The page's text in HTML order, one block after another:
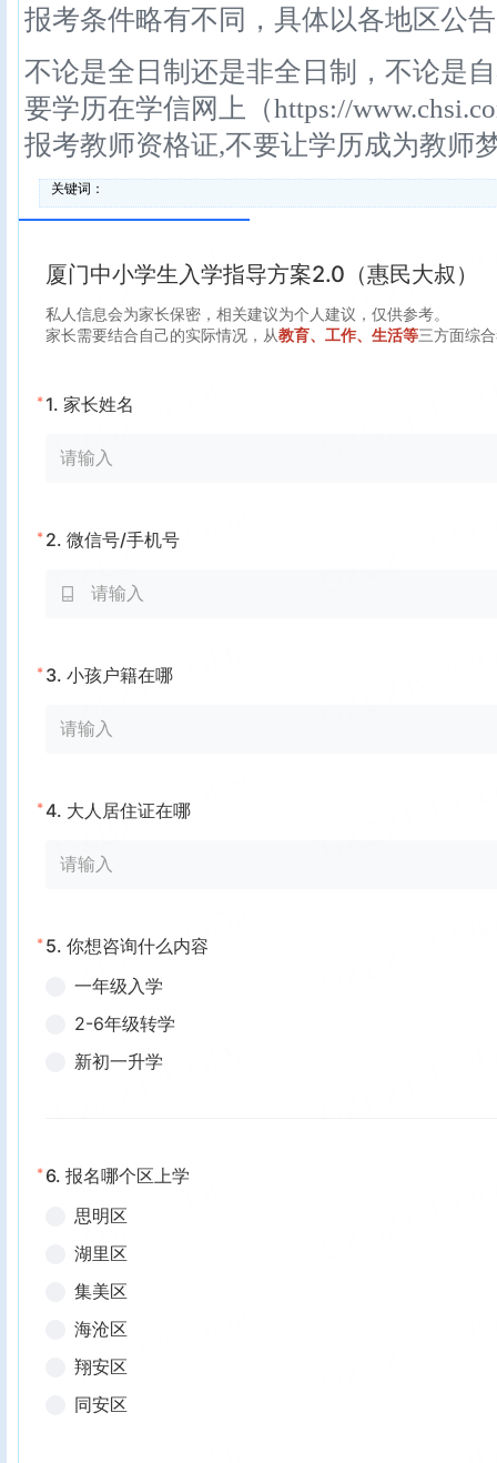
报考条件略有不同，具体以各地区公
不论是全日制还是非全日制，不论是
要学历在学信网上（https://
报考教师资格证,不要让学历成为教师
关键词：